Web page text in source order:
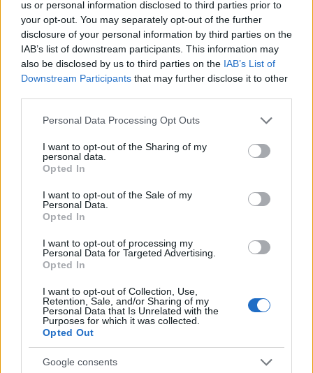
us or personal information disclosed to third parties prior to
your opt-out. You may separately opt-out of the further
disclosure of your personal information by third parties on the
IAB’s list of downstream participants. This information may
also be disclosed by us to third parties on the IAB’s List of
Downstream Participants that may further disclose it to other
Please note that this website/app uses one or more Google
not limited to your visit or usage behaviour. You may click to
grant or deny consent to Google and its third-party tags to
use your data for below specified purposes in below Google
consent section.
Personal Data Processing Opt Outs
I want to opt-out of the Sharing of my
personal data.
Opted In
I want to opt-out of the Sale of my
Personal Data.
Opted In
I want to opt-out of processing my
Personal Data for Targeted Advertising.
Opted In
I want to opt-out of Collection, Use,
Retention, Sale, and/or Sharing of my
Personal Data that Is Unrelated with the
Purposes for which it was collected.
Opted Out
Google consents
Continua a leggere
BASKET